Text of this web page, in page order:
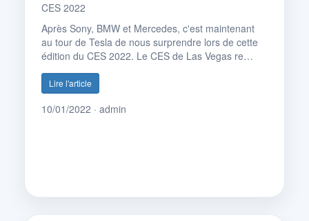
CES 2022
Après Sony, BMW et Mercedes, c'est maintenant
au tour de Tesla de nous surprendre lors de cette
édition du CES 2022. Le CES de Las Vegas re…
Lire l'article
10/01/2022 · admin